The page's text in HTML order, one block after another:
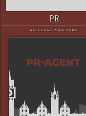
PR
АКТИВНЫЙ УЧАСТНИК